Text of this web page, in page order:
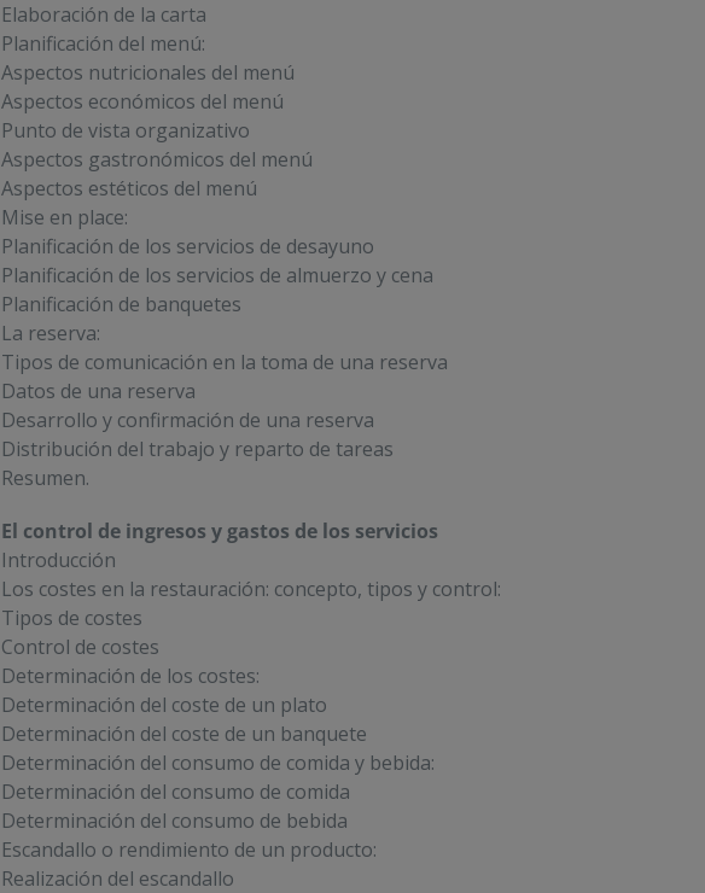
Elaboración de la carta
Planificación del menú:
Aspectos nutricionales del menú
Aspectos económicos del menú
Punto de vista organizativo
Aspectos gastronómicos del menú
Aspectos estéticos del menú
Mise en place:
Planificación de los servicios de desayuno
Planificación de los servicios de almuerzo y cena
Planificación de banquetes
La reserva:
Tipos de comunicación en la toma de una reserva
Datos de una reserva
Desarrollo y confirmación de una reserva
Distribución del trabajo y reparto de tareas
Resumen.
El control de ingresos y gastos de los servicios
Introducción
Los costes en la restauración: concepto, tipos y control:
Tipos de costes
Control de costes
Determinación de los costes:
Determinación del coste de un plato
Determinación del coste de un banquete
Determinación del consumo de comida y bebida:
Determinación del consumo de comida
Determinación del consumo de bebida
Escandallo o rendimiento de un producto:
Realización del escandallo